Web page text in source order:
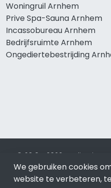
Woningruil Arnhem
Prive Spa-Sauna Arnhem
Incassobureau Arnhem
Bedrijfsruimte Arnhem
Ongediertebestrijding
© 2019 - 2026 Realisatie en
Internet. Betaal alleen
optimalisatie No Cure No Pay.
We gebruiken cookies
website te verbeteren,